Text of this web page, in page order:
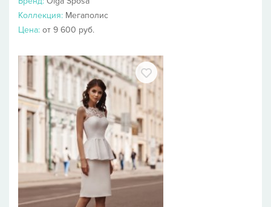
Коллекция: Мегаполис
Цена: от 9 600 руб.